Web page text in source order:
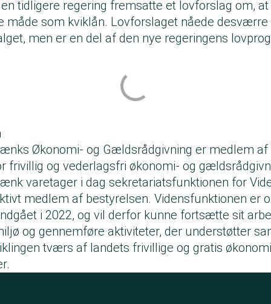
tidligere regering fremsatte et lovforslag om,
måde som kviklån. Lovforslaget nåede desværre
men er en del af den nye regeringens
Økonomi- og Gældsrådgivning er medlem af
frivillig og vederlagsfri økonomi- og
varetager i dag sekretariatsfunktionen for
medlem af bestyrelsen. Vidensfunktionen er
i 2022, og vil derfor kunne fortsætte sit
og gennemføre aktiviteter, der understøtter
tværs af landets frivillige og gratis